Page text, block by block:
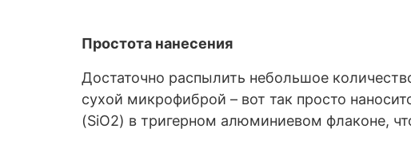
Простота нанесения
Достаточно распылить небольшое
сухой микрофиброй – вот так просто
(SiO2) в тригерном алюминиевом флаконе,